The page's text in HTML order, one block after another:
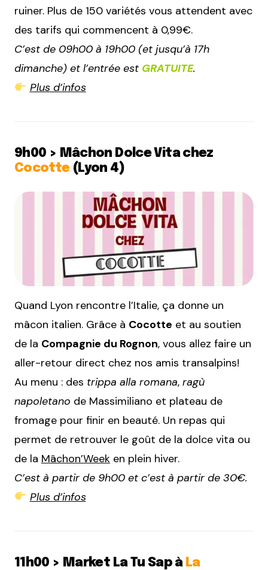
ruiner. Plus de 150 variétés vous attendent avec
des tarifs qui commencent à 0,99€.
C’est de 09h00 à 19h00 (et jusqu’à 17h
dimanche) et l’entrée est GRATUITE.
Plus d’infos
9h00 > Mâchon Dolce Vita chez
Cocotte(Lyon 4)
Quand Lyon rencontre l’Italie, ça donne un
mâcon italien. Grâce à Cocotte et au soutien
de la Compagnie du Rognon, vous allez faire un
aller-retour direct chez nos amis transalpins!
Au menu : des trippa alla romana, ragù
napoletano de Massimiliano et plateau de
fromage pour finir en beauté. Un repas qui
permet de retrouver le goût de la dolce vita ou
de la Mâchon’Week en plein hiver.
C’est à partir de 9h00 et c’est à partir de 30€.
Plus d’infos
11h00 > Market La Tu Sap àLa